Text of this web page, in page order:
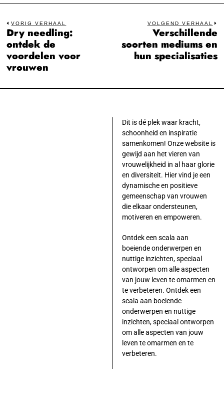
Bericht
navigatie
VORIG VERHAAL
Previous
post:
Dry needling:
ontdek de
voordelen voor
vrouwen
VOLGEND VERHAAL
Verschillende
soorten mediums en
hun specialisaties
Dit is dé plek waar kracht,
schoonheid en inspiratie
samenkomen! Onze website is
gewijd aan het vieren van
vrouwelijkheid in al haar glorie
en diversiteit. Hier vind je een
dynamische en positieve
gemeenschap van vrouwen
die elkaar ondersteunen,
motiveren en empoweren.
Ontdek een scala aan
boeiende onderwerpen en
nuttige inzichten, speciaal
ontworpen om alle aspecten
van jouw leven te omarmen en
te verbeteren. Ontdek een
scala aan boeiende
onderwerpen en nuttige
inzichten, speciaal ontworpen
om alle aspecten van jouw
leven te omarmen en te
verbeteren.